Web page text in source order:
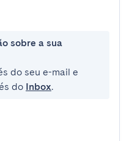
sobre a sua
do seu e-mail e
do Inbox.